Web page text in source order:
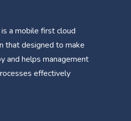
a mobile first cloud
that designed to make
and helps management
effectively